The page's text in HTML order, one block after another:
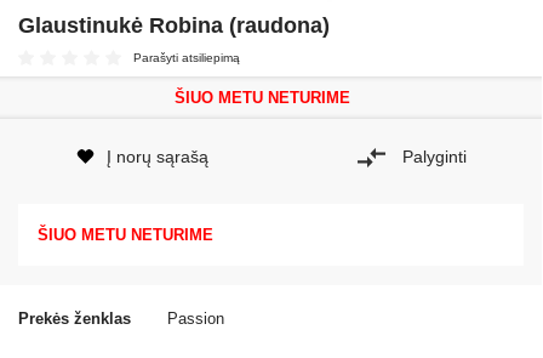
Glaustinukė Robina (raudona)
Parašyti atsiliepimą
Prekės ženklas Passion
ŠIUO METU NETURIME
Į norų sąrašą Palyginti
ŠIUO METU NETURIME